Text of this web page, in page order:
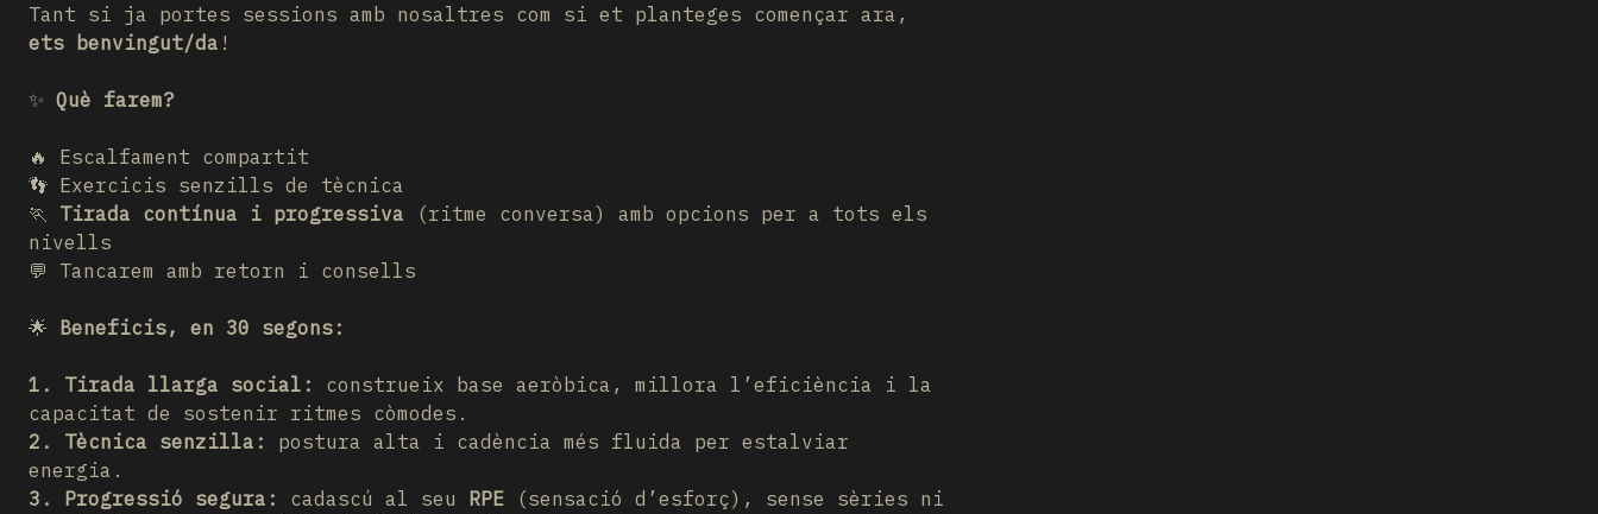
Tant si ja portes sessions amb nosaltres com si et planteges començar ara,
ets benvingut/da !
✨ Què farem?
🔥 Escalfament compartit
👣 Exercicis senzills de tècnica
🏃 Tirada contínua i progressiva (ritme conversa) amb opcions per a tots els
nivells
💬 Tancarem amb retorn i consells
🌟 Beneficis, en 30 segons:
1. Tirada llarga social:
construeix base aeròbica, millora l’eficiència i la
capacitat de sostenir ritmes còmodes.
2. Tècnica senzilla:
postura alta i cadència més fluida per estalviar
energia.
3. Progressió segura:
cadascú al seu RPE (sensació d’esforç), sense sèries ni